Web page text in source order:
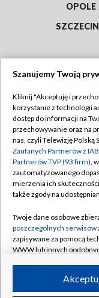
OPOLE
SZCZECIN
Abonament TVP
Emisja w TVP
Centrum
Naziemna
Rada Programowa
System NOS
Informacje o
Program dla prasy
Szanujemy Twoją
Kliknij "Akceptuję i
korzystanie z technologii
dostęp do informacji na
przechowywanie oraz na
nas, czyli Telewizję Polską
Zaufanych Partnerów z
Partnerów TVP (93 firm),
zautomatyzowanego
mierzenia ich
także zgody na
Twoje dane osobowe
poszczególnych serwisów
zapisywane za pomocą
WWW lub innych
ruchu w Internecie.